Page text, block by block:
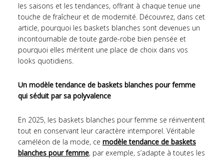
les saisons et les tendances, offrant à chaque tenue une
touche de fraîcheur et de modernité. Découvrez, dans cet
article, pourquoi les baskets blanches sont devenues un
incontournable de toute garde-robe bien pensée et
pourquoi elles méritent une place de choix dans vos
looks quotidiens.
Un modèle tendance de baskets blanches pour femme
qui séduit par sa polyvalence
En 2025, les baskets blanches pour femme se réinventent
tout en conservant leur caractère intemporel. Véritable
caméléon de la mode, ce modèle tendance de baskets
blanches pour femme, par exemple, s’adapte à toutes les